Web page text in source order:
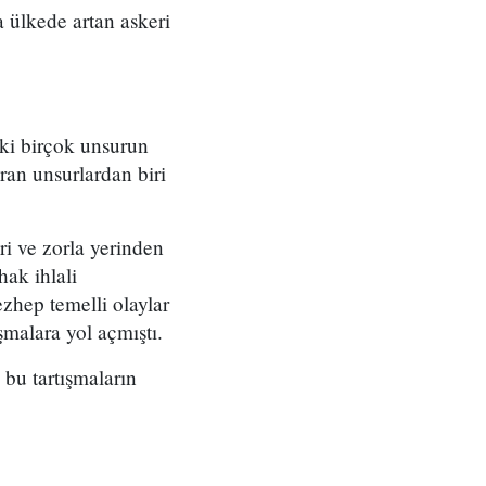
ülkede artan askeri
birçok unsurun
unsurlardan biri
ve zorla yerinden
ihlali
temelli olaylar
yol açmıştı.
tartışmaların